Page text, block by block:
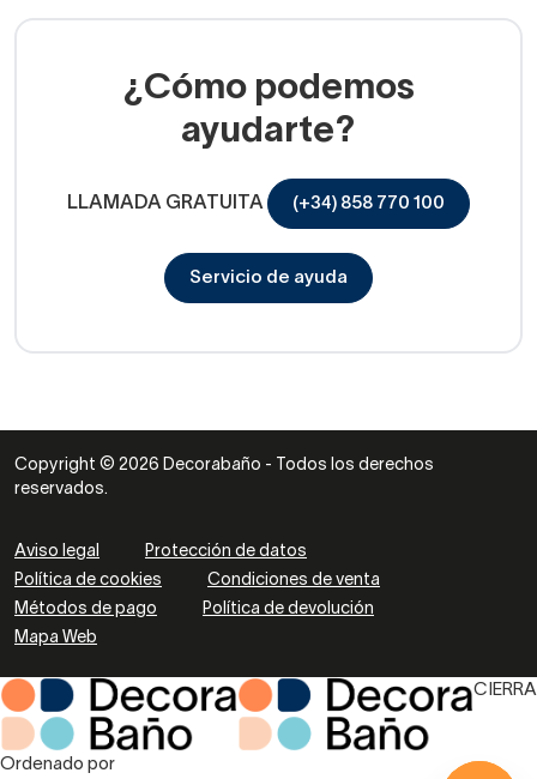
¿Cómo podemos
ayudarte?
LLAMADA GRATUITA (+34) 858 770 100
Servicio de ayuda
Copyright © 2026 Decorabaño - Todos los derechos
reservados.
Aviso legal
Protección de datos
Política de cookies
Condiciones de venta
Métodos de pago
Política de devolución
Mapa Web
CIERRA
Ordenado por